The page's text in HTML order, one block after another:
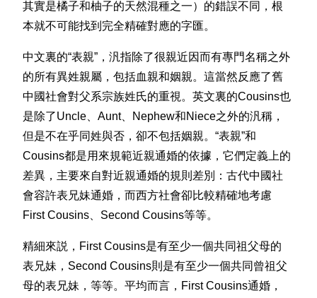
其實是橘子和柚子的天然混種之一）的錯誤不同，根
本就不可能找到完全精確對應的字匯。
中文裏的“表親”，汎指除了很親近因而有專門名稱之外
的所有異姓親屬，包括血親和姻親。這當然反應了舊
中國社會對父系宗族姓氏的重視。英文裏的Cousins也
是除了Uncle、Aunt、Nephew和Niece之外的汎稱，
但是不在乎同姓與否，卻不包括姻親。“表親”和
Cousins都是用來規範近親通婚的依據，它們定義上的
差異，主要來自對近親通婚的規則差別：古代中國社
會容許表兄妹通婚，而西方社會卻比較精確地考慮
First Cousins、Second Cousins等等。
精細來説，First Cousins是有至少一個共同祖父母的
表兄妹，Second Cousins則是有至少一個共同曾祖父
母的表兄妹，等等。平均而言，First Cousins通婚，